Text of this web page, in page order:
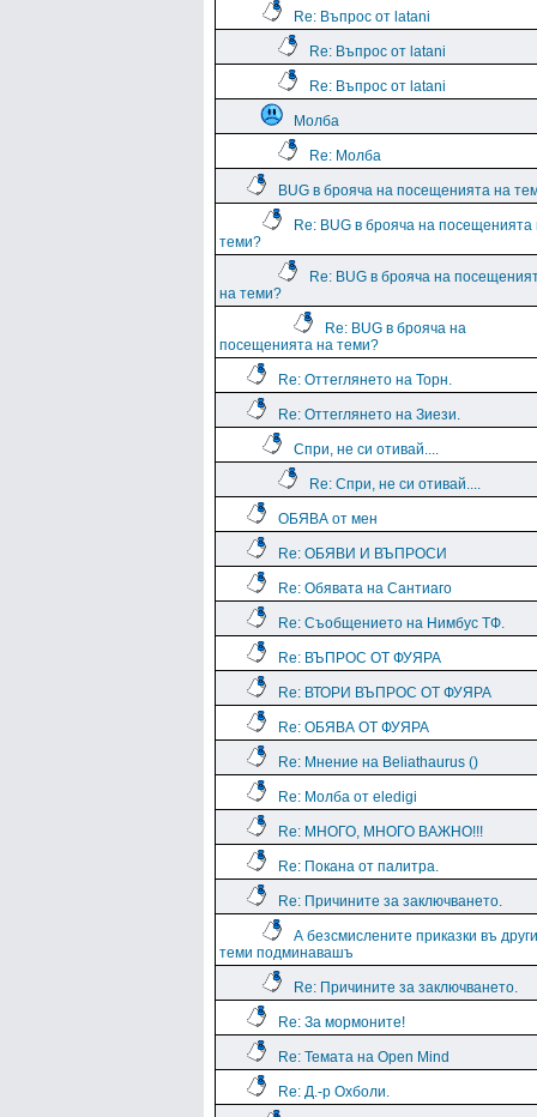
Re: Въпрос от latani
Re: Въпрос от latani
Re: Въпрос от latani
Молба
Re: Молба
BUG в брояча на посещенията на
Re: BUG в брояча на посещенията
теми?
Re: BUG в брояча на
на теми?
Re: BUG в брояча на
посещенията на теми?
Re: Оттеглянето на Торн.
Re: Оттеглянето на Зиези.
Спри, не си отивай....
Re: Спри, не си отивай....
ОБЯВА от мен
Re: ОБЯВИ И ВЪПРОСИ
Re: Обявата на Сантиаго
Re: Съобщението на Нимбус ТФ.
Re: ВЪПРОС ОТ ФУЯРА
Re: ВТОРИ ВЪПРОС ОТ ФУЯРА
Re: ОБЯВА ОТ ФУЯРА
Re: Мнение на Beliathaurus ()
Re: Молба от eledigi
Re: МНОГО, МНОГО ВАЖНО!!!
Re: Покана от палитра.
Re: Причините за заключването.
А безсмислените приказки въ други
теми подминавашъ
Re: Причините за заключването.
Re: За мормоните!
Re: Темата на Open Mind
Re: Д.-р Охболи.